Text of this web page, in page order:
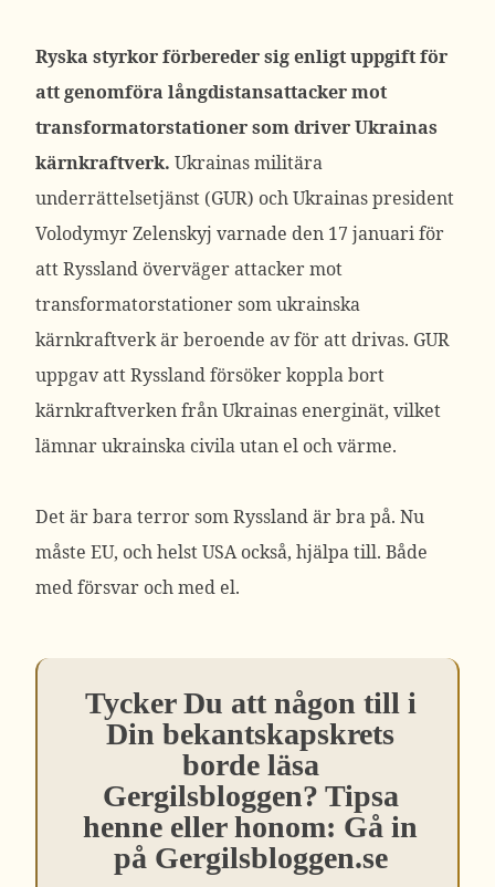
Ryska styrkor förbereder sig enligt uppgift för
att genomföra långdistansattacker mot
transformatorstationer som driver Ukrainas
kärnkraftverk. Ukrainas militära
underrättelsetjänst (GUR) och Ukrainas president
Volodymyr Zelenskyj varnade den 17 januari för
att Ryssland överväger attacker mot
transformatorstationer som ukrainska
kärnkraftverk är beroende av för att drivas. GUR
uppgav att Ryssland försöker koppla bort
kärnkraftverken från Ukrainas energinät, vilket
lämnar ukrainska civila utan el och värme.
Det är bara terror som Ryssland är bra på. Nu
måste EU, och helst USA också, hjälpa till. Både
med försvar och med el.
Tycker Du att någon till i
Din bekantskapskrets
borde läsa
Gergilsbloggen? Tipsa
henne eller honom: Gå in
på Gergilsbloggen.se